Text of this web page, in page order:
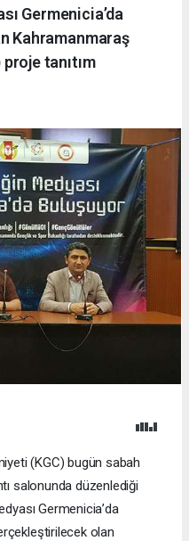
Germenicia’da
Kahramanmaraş
tanıtım
(KGC) bugün sabah
salonunda düzenlediği
Germenicia’da
olan